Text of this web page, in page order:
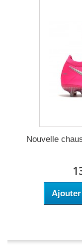
Nouvelle